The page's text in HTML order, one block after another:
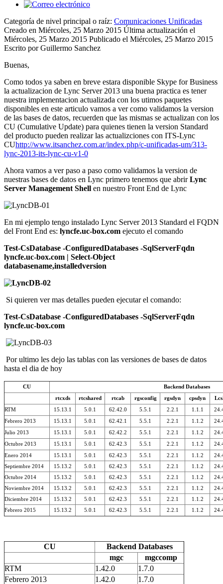
Categoría de nivel principal o raíz: Comunicaciones Unificadas
Creado en Miércoles, 25 Marzo 2015 Última actualización el
Miércoles, 25 Marzo 2015 Publicado el Miércoles, 25 Marzo 2015
Escrito por Guillermo Sanchez
Buenas,
Como todos ya saben en breve estara disponible Skype for Business
la actualizacion de Lync Server 2013 una buena practica es tener
nuestra implementacion actualizada con los utimos paquetes
disponibles en este articulo vamos a ver como validamos la version
de las bases de datos, recuerden que las mismas se actualizan con los
CU (Cumulative Update) para quienes tienen la version Standard
del producto pueden realizar las actualizciones con ITS-Lync
CUhttp://www.itsanchez.com.ar/index.php/c-unificadas-um/313-
lync-2013-its-lync-cu-v1-0
Ahora vamos a ver paso a paso como validamos la version de
nuestras bases de datos en Lync primero tenemos que abrirLync
Server Management Shell en nuestro Front End de Lync
En mi ejemplo tengo instalado Lync Server 2013 Standard el FQDN
del Front End es: lyncfe.uc-box.com ejecuto el comando
Test-CsDatabase -ConfiguredDatabases -SqlServerFqdn
lyncfe.uc-box.com | Select-Object
databasename,installedversion
Si quieren ver mas detalles pueden ejecutar el comando:
Test-CsDatabase -ConfiguredDatabases -SqlServerFqdn
lyncfe.uc-box.com
Por ultimo les dejo las tablas con las versiones de bases de datos
hasta el dia de hoy
CU Backend Databases
rtcxds rtcshared rtcab rgsconfig rgsdyn cpsdyn
RTM 15.13.1 5.0.1 62.42.0 5.5.1 2.2.1 1.1.1
Febrero 2013 15.13.1 5.0.1 62.42.1 5.5.1 2.2.1 1.1.2
Julio 2013 15.13.1 5.0.1 62.42.2 5.5.1 2.2.1 1.1.2
Octubre 2013 15.13.1 5.0.1 62.42.3 5.5.1 2.2.1 1.1.2
Enero 2014 15.13.1 5.0.1 62.42.3 5.5.1 2.2.1 1.1.2
Septiembre 2014
15.13.2 5.0.1 62.42.3 5.5.1 2.2.1 1.1.2
Octubre 2014
15.13.2 5.0.1 62.42.3 5.5.1 2.2.1 1.1.2
Noviembre 2014
15.13.2 5.0.1 62.42.3 5.5.1 2.2.1 1.1.2
Diciembre 2014
15.13.2 5.0.1 62.42.3 5.5.1 2.2.1 1.1.2
Febrero 2015
15.13.2 5.0.1 62.42.3 5.5.1 2.2.1 1.1.2
CU
Backend Databases
mgc
mgccomp
RTM
1.42.0
1.7.0
Febrero 2013
1.42.0
1.7.0